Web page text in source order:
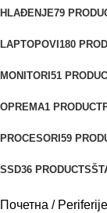
HLAĐENJE79
LAPTOPOVI 180
MONITORI 51
OPREMA1 PRODUCT
PROCESORI 59
SSD36 PRODUCTS
Почетна Periferije